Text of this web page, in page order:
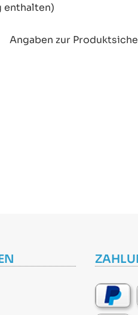
enthalten)
Angaben zur